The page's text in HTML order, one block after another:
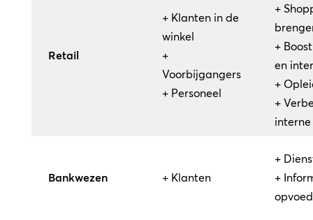
Retail
+ Klanten in de
winkel
+
Voorbijgangers
+ Personeel
+
+
en
+
+
Bankwezen + Klanten
+
+